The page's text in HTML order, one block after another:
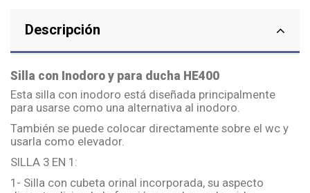
Descripción
Silla con Inodoro y para ducha HE400
Esta silla con inodoro está diseñada principalmente
para usarse como una alternativa al inodoro.
También se puede colocar directamente sobre el wc y
usarla como elevador.
SILLA 3 EN 1:
1- Silla con cubeta orinal incorporada, su aspecto